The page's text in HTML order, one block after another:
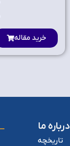
خرید مقاله
درباره ما
تاریخچه